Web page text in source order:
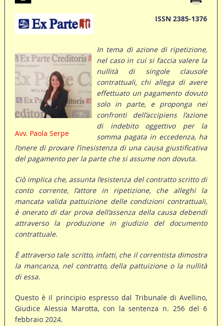
ISSN 2385-1376
Avv. Paola Serpe
In tema di azione di ripetizione,
nel caso in cui si faccia valere la
nullità di singole clausole
contrattuali, chi allega di avere
effettuato un pagamento dovuto
solo in parte, e proponga nei
confronti dell’accipiens l’azione
di indebito oggettivo per la
somma pagata in eccedenza, ha
l’onere di provare l’inesistenza di una causa giustificativa
del pagamento per la parte che si assume non dovuta.
Ciò implica che, assunta l’esistenza del contratto scritto di
conto corrente, l’attore in ripetizione, che alleghi la
mancata valida pattuizione delle condizioni contrattuali,
è onerato di dar prova dell’assenza della causa debendi
attraverso la produzione in giudizio del documento
contrattuale.
È attraverso tale scritto, infatti, che il correntista dimostra
la mancanza, nel contratto, della pattuizione o la nullità
di essa.
Questo è il principio espresso dal Tribunale di Avellino,
Giudice Alessia Marotta, con la sentenza n. 256 del 6
febbraio 2024.